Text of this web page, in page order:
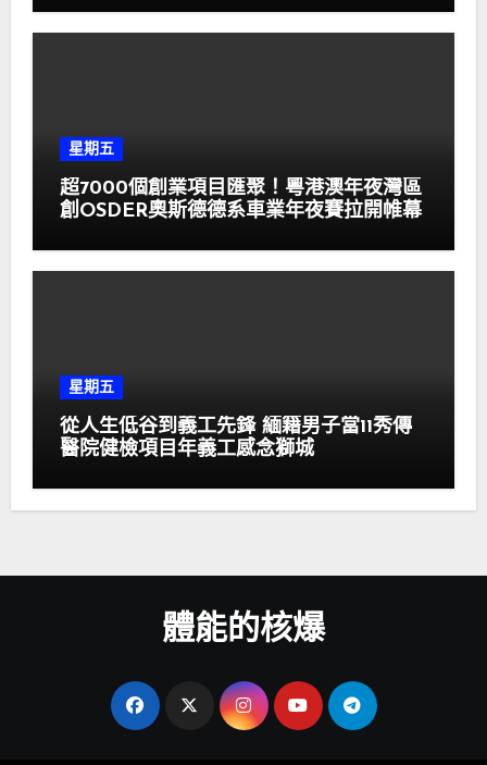
星期五
超7000個創業項目匯聚！粵港澳年夜灣區
創OSDER奧斯德德系車業年夜賽拉開帷幕
星期五
從人生低谷到義工先鋒 緬籍男子當11秀傳
醫院健檢項目年義工感念獅城
體能的核爆